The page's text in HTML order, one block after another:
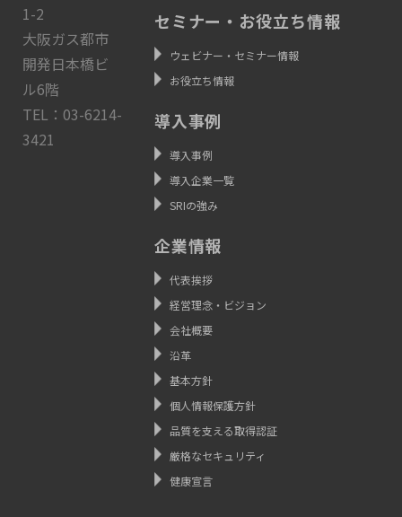
1-2
大阪ガス都市
開発日本橋ビ
ル6階
TEL：03-6214-
3421
セミナー・お役立ち情報
ウェビナー・セミナー情報
お役立ち情報
導入事例
導入事例
導入企業一覧
SRIの強み
企業情報
代表挨拶
経営理念・ビジョン
会社概要
沿革
基本方針
個人情報保護方針
品質を支える取得認証
厳格なセキュリティ
健康宣言